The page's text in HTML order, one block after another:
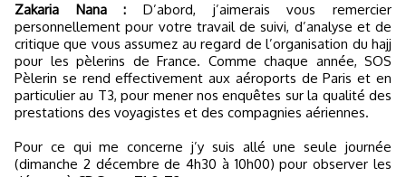
Zakaria Nana : D’abord, j’aimerais vous remercier
personnellement pour votre travail de suivi, d’analyse et de
critique que vous assumez au regard de l’organisation du hajj
pour les pèlerins de France. Comme chaque année, SOS
Pèlerin se rend effectivement aux aéroports de Paris et en
particulier au T3, pour mener nos enquêtes sur la qualité des
prestations des voyagistes et des compagnies aériennes.
Pour ce qui me concerne j’y suis allé une seule journée
(dimanche 2 décembre de 4h30 à 10h00) pour observer les